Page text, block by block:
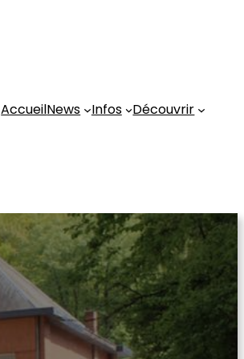
AccueilNews Infos Découvrir